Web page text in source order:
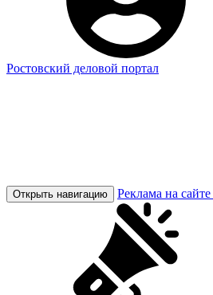
Ростовский деловой портал
Открыть навигацию Реклама на сайте